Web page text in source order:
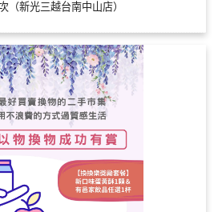
（新光三越台南中山店）